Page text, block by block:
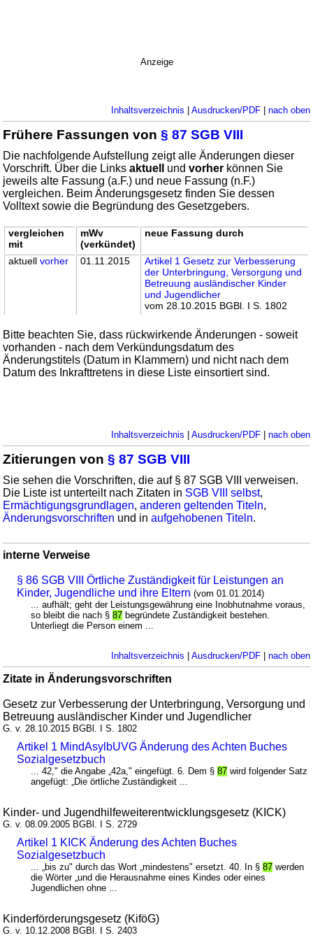
Anzeige
Inhaltsverzeichnis | Ausdrucken/PDF| nach oben
Frühere Fassungen von§ 87 SGB VIII
Die nachfolgende Aufstellung zeigt alle Änderungen dieser
Vorschrift. Über die Linksaktuell undvorher können Sie
jeweils alte Fassung (a.F.) und neue Fassung (n.F.)
vergleichen. Beim Änderungsgesetz finden Sie dessen
Volltext sowie die Begründung des Gesetzgebers.
vergleichen
mit
mWv
(verkündet)
neue Fassung durch
aktuellvorher 01.11.2015
Artikel 1 Gesetz zur Verbesserung
der Unterbringung, Versorgung und
Betreuung ausländischer Kinder
und Jugendlicher
vom 28.10.2015 BGBl. I S. 1802
Bitte beachten Sie, dass rückwirkende Änderungen - soweit
vorhanden - nach dem Verkündungsdatum des
Änderungstitels (Datum in Klammern) und nicht nach dem
Datum des Inkrafttretens in diese Liste einsortiert sind.
Inhaltsverzeichnis | Ausdrucken/PDF| nach oben
Zitierungen von§ 87 SGB VIII
Sie sehen die Vorschriften, die auf § 87 SGB VIII verweisen.
Die Liste ist unterteilt nach Zitaten in SGB VIII selbst,
Ermächtigungsgrundlagen,anderen geltenden Titeln,
Änderungsvorschriften und inaufgehobenen Titeln.
interne Verweise
§ 86 SGB VIII Örtliche Zuständigkeit für Leistungen an
Kinder, Jugendliche und ihre Eltern (vom 01.01.2014)
... aufhält; geht der Leistungsgewährung eine Inobhutnahme voraus,
so bleibt die nach §87 begründete Zuständigkeit bestehen.
Unterliegt die Person einem ...
Inhaltsverzeichnis | Ausdrucken/PDF| nach oben
Zitate in Änderungsvorschriften
Gesetz zur Verbesserung der Unterbringung, Versorgung und
Betreuung ausländischer Kinder und Jugendlicher
G. v. 28.10.2015 BGBl. I S. 1802
Artikel 1 MindAsylbUVG Änderung des Achten Buches
Sozialgesetzbuch
... 42," die Angabe „42a," eingefügt. 6. Dem §87 wird folgender Satz
angefügt: „Die örtliche Zuständigkeit ...
Kinder- und Jugendhilfeweiterentwicklungsgesetz (KICK)
G. v. 08.09.2005 BGBl. I S. 2729
Artikel 1 KICK Änderung des Achten Buches
Sozialgesetzbuch
... „bis zu" durch das Wort „mindestens" ersetzt. 40. In §87 werden
die Wörter „und die Herausnahme eines Kindes oder eines
Jugendlichen ohne ...
Kinderförderungsgesetz (KiföG)
G. v. 10.12.2008 BGBl. I S. 2403